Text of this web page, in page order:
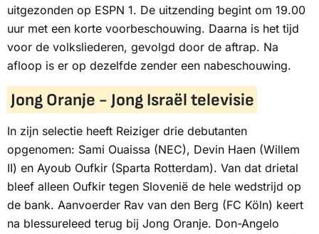
uitgezonden op ESPN 1. De uitzending begint om 19.00
uur met een korte voorbeschouwing. Daarna is het tijd
voor de volksliederen, gevolgd door de aftrap. Na
afloop is er op dezelfde zender een nabeschouwing.
Jong Oranje - Jong Israël televisie
In zijn selectie heeft Reiziger drie debutanten
opgenomen: Sami Ouaissa (NEC), Devin Haen (Willem
II) en Ayoub Oufkir (Sparta Rotterdam). Van dat drietal
bleef alleen Oufkir tegen Slovenië de hele wedstrijd op
de bank. Aanvoerder Rav van den Berg (FC Köln) keert
na blessureleed terug bij Jong Oranje. Don-Angelo